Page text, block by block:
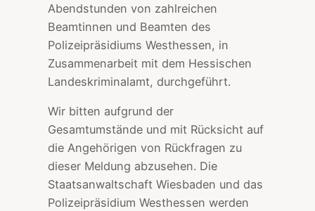
Abendstunden von zahlreichen
Beamtinnen und Beamten des
Polizeipräsidiums Westhessen, in
Zusammenarbeit mit dem Hessischen
Landeskriminalamt, durchgeführt.
Wir bitten aufgrund der
Gesamtumstände und mit Rücksicht auf
die Angehörigen von Rückfragen zu
dieser Meldung abzusehen. Die
Staatsanwaltschaft Wiesbaden und das
Polizeipräsidium Westhessen werden